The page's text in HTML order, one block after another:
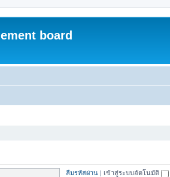
board
ลืมรหัสผ่าน | เข้าสู่ระบบอัตโนมัติ